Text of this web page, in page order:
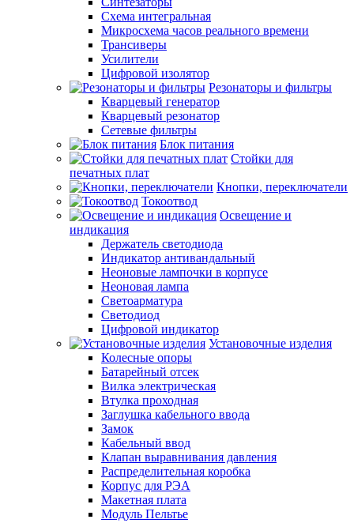
Схема интегральная
Микросхема часов реального времени
Трансиверы
Усилители
Цифровой изолятор
Резонаторы и фильтры
Кварцевый генератор
Кварцевый резонатор
Сетевые фильтры
Блок питания
Стойки для
печатных плат
Кнопки, переключатели
Токоотвод
Освещение и
индикация
Держатель светодиода
Индикатор антивандальный
Неоновые лампочки в корпусе
Неоновая лампа
Светоарматура
Светодиод
Цифровой индикатор
Установочные изделия
Колесные опоры
Батарейный отсек
Вилка электрическая
Втулка проходная
Заглушка кабельного ввода
Замок
Кабельный ввод
Клапан выравнивания давления
Распределительная коробка
Корпус для РЭА
Макетная плата
Модуль Пельтье